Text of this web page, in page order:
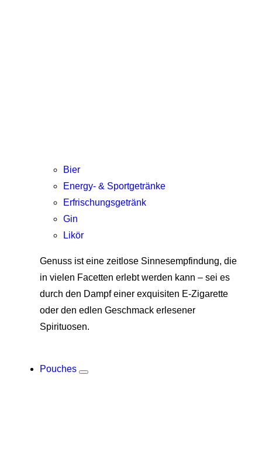
Bier
Energy- & Sportgetränke
Erfrischungsgetränk
Gin
Likör
Genuss ist eine zeitlose Sinnesempfindung, die
in vielen Facetten erlebt werden kann – sei es
durch den Dampf einer exquisiten E-Zigarette
oder den edlen Geschmack erlesener
Spirituosen.
Pouches